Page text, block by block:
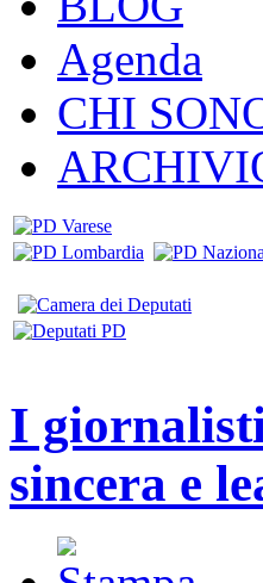
Agenda
CHI
I
sincera e